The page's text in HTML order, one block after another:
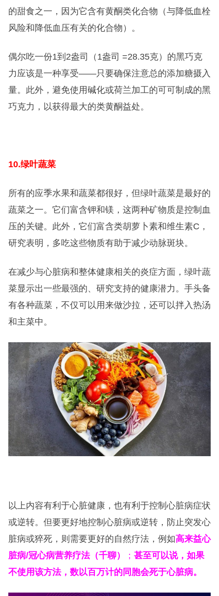
的甜食之一，因为它含有黄酮类化合物（与降低血栓
风险和降低血压有关的化合物）。
偶尔吃一份1到2盎司（1盎司 =28.35克）的黑巧克
力应该是一种享受——只要确保注意总的添加糖摄入
量。此外，避免使用碱化或荷兰加工的可可制成的黑
巧克力，以获得最大的类黄酮益处。
10.绿叶蔬菜
所有的应季水果和蔬菜都很好，但绿叶蔬菜是最好的
蔬菜之一。它们富含钾和镁，这两种矿物质是控制血
压的关键。此外，它们富含类胡萝卜素和维生素C，
研究表明，多吃这些物质有助于减少动脉斑块。
在减少与心脏病和整体健康相关的炎症方面，绿叶蔬
菜显示出一些最强的、研究支持的健康潜力。手头备
有各种蔬菜，不仅可以用来做沙拉，还可以拌入热汤
和主菜中。
以上内容有利于心脏健康，也有利于控制心脏病症状
或逆转。但要更好地控制心脏病或逆转，防止突发心
脏病或猝死，则需要更好的自然疗法，例如高来益心
脏病/冠心病营养疗法（千聊）
； 甚至可以说，如果
不使用该方法，数以百万计的同胞会死于心脏病。